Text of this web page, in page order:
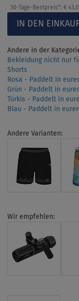
30-Tage-Bestpreis*: €
Andere in der
Bekleidung nicht nur
Shorts
Rosa - Paddelt in
Grün - Paddelt in
Türkis - Paddelt in
Blau - Paddelt in
Andere Varianten:
Wir empfehlen: